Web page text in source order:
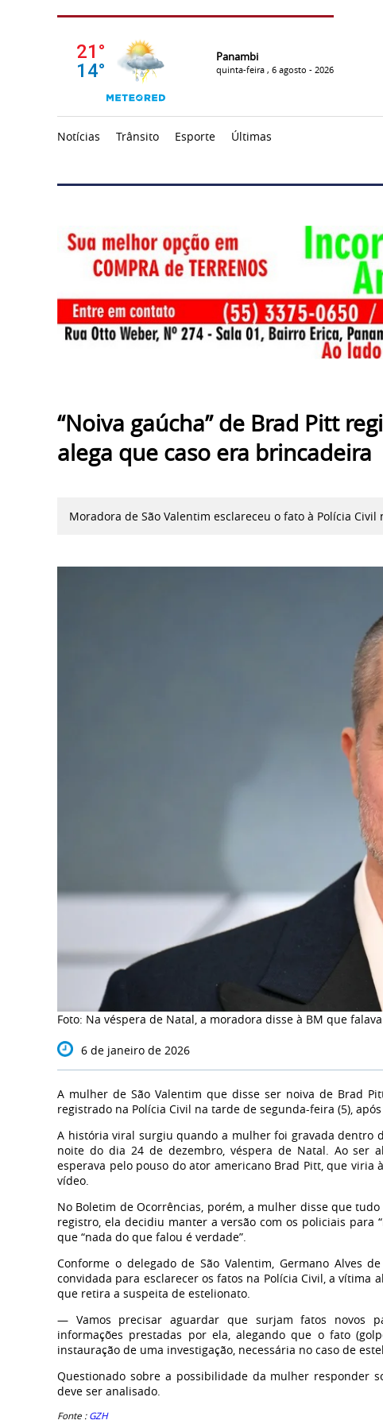
Panambi
quinta-feira , 6 agosto - 2026
Notícias Trânsito Esporte
Últimas
“Noiva gaúcha” de Brad Pitt
alega que caso era brincadeira
Moradora de São Valentim esclareceu o fato à Polícia
Foto: Na véspera de Natal, a moradora disse à BM que
6 de janeiro de 2026
A mulher de São Valentim que disse ser noiva de Brad
registrado na Polícia Civil na tarde de segunda-feira (5),
A história viral surgiu quando a mulher foi gravada dentro
noite do dia 24 de dezembro, véspera de Natal. Ao ser
esperava pelo pouso do ator americano Brad Pitt, que viria
vídeo.
No Boletim de Ocorrências, porém, a mulher disse que
registro, ela decidiu manter a versão com os policiais para
que “nada do que falou é verdade”.
Conforme o delegado de São Valentim, Germano Alves
convidada para esclarecer os fatos na Polícia Civil, a
que retira a suspeita de estelionato.
— Vamos precisar aguardar que surjam fatos novos
informações prestadas por ela, alegando que o fato
instauração de uma investigação, necessária no caso de
Questionado sobre a possibilidade da mulher responder
deve ser analisado.
Fonte :GZH